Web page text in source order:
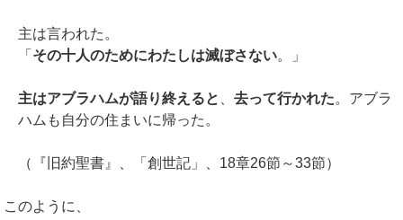
主は言われた。
「 その十人のためにわたしは滅ぼさない。」
主はアブラハムが語り終えると 、去って行かれた。アブラ
ハムも自分の住まいに帰った。
（『旧約聖書』、「創世記」、18章26節～33節）
このように、